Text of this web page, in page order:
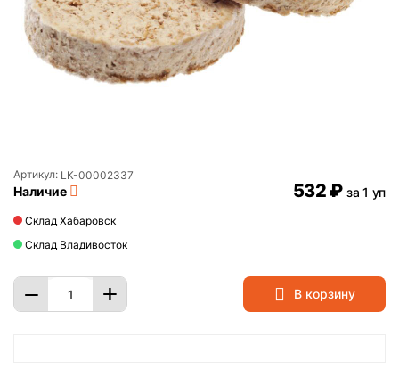
Артикул: LK-00002337
Наличие
Склад Хабаровск
Склад Владивосток
‍532‍ ₽ за 1 уп
+
− В корзину